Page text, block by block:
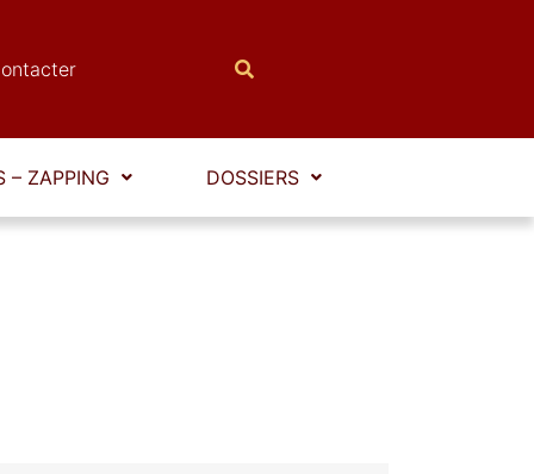
– ZAPPING DOSSIERS